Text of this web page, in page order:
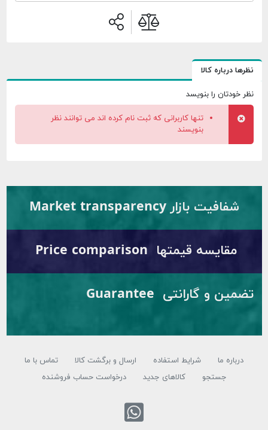
نظرها درباره کالا
نظر خودتان را بنویسد
تنها کاربرانی که ثبت نام کرده اند می توانند نظر
بنویسند
شفافیت بازار Market transparency
مقایسه قیمتها Price comparison
تضمین و گارانتی Guarantee
درباره ما شرایط استفاده ارسال و برگشت کالا
تماس با ما
جستجو
کالاهای جدید درخواست حساب فروشنده
تماس با واتس